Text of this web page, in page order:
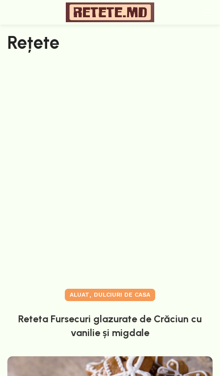
Rețete
ALUAT, DULCIURI DE CASA
Reteta Fursecuri glazurate de Crăciun cu
vanilie și migdale